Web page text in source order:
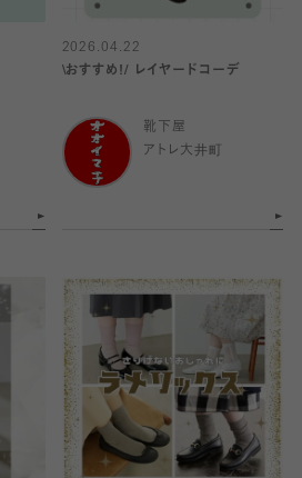
2026.04.22
\おすすめ!/ レイヤードコーデ
靴下屋
アトレ大井町